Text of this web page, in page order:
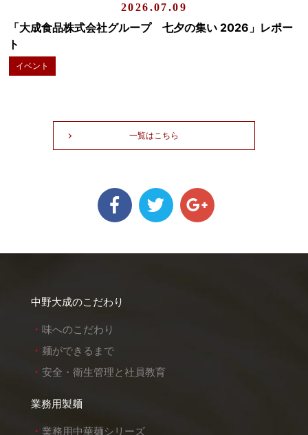
2026.07.09
「大成食品株式会社グループ 七夕の集い 2026」レポー
ト
イベント
一覧はこちら
中野大成のこだわり
味へのこだわり
麺ができるまで
安全・衛生管理と社員教育
業務用製麺
業務用中華麺シリーズ